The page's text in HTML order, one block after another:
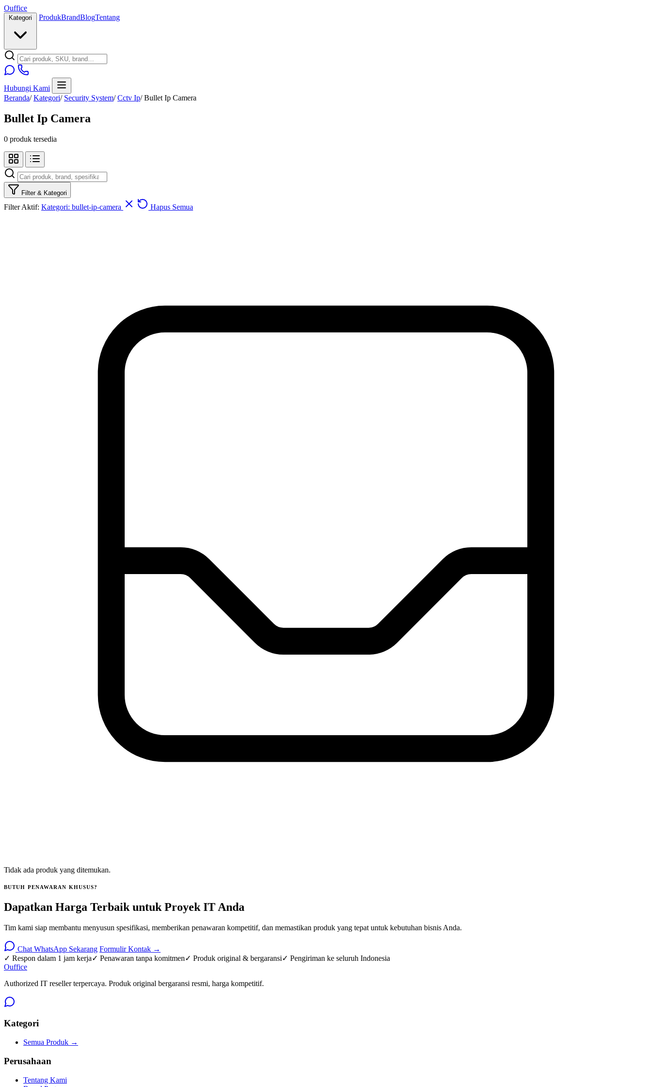
Ouffice
ProdukBrandBlogTentang
Hubungi Kami
Beranda/ Kategori/ Security System/ Cctv Ip/ Bullet Ip Camera
Bullet Ip Camera
0 produk tersedia
Filter & Kategori
Filter Aktif: Kategori: bullet-ip-camera Hapus Semua
Tidak ada produk yang ditemukan.
BUTUH PENAWARAN KHUSUS?
Dapatkan Harga Terbaik untuk Proyek IT Anda
Tim kami siap membantu menyusun spesifikasi, memberikan penawaran kompetitif, dan memastikan produk yang tepat untuk kebutuhan bisnis Anda.
Chat WhatsApp Sekarang Formulir Kontak →
✓ Respon dalam 1 jam kerja✓ Penawaran tanpa komitmen✓ Produk original & bergaransi✓ Pengiriman ke seluruh Indonesia
Ouffice
Authorized IT reseller terpercaya. Produk original bergaransi resmi, harga kompetitif.
Kategori
Semua Produk →
Perusahaan
Tentang Kami